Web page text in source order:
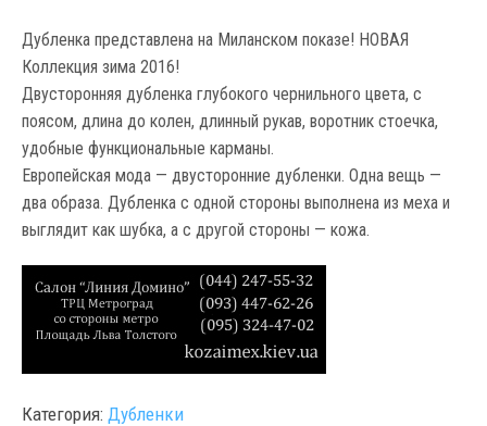
Дубленка представлена на Миланском показе! НОВАЯ
Коллекция зима 2016!
Двусторонняя дубленка глубокого чернильного цвета, с
поясом, длина до колен, длинный рукав, воротник стоечка,
удобные функциональные карманы.
Европейская мода — двусторонние дубленки. Одна вещь —
два образа. Дубленка с одной стороны выполнена из меха и
выглядит как шубка, а с другой стороны — кожа.
Категория: Дубленки